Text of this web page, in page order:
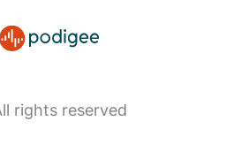
rights reserved